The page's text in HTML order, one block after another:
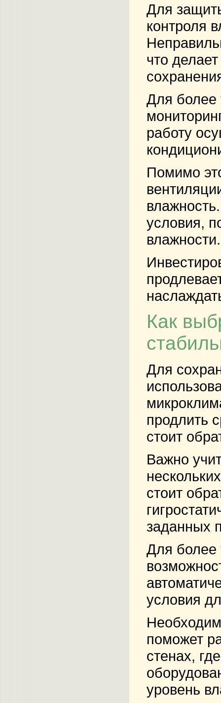
Для
контроля
что
Для более
работу
Помимо
условия,
влажности.
Как
Для
продлить
стоит
Важно
стоит
заданных
Для более
условия
поможет
стенах,
уровень